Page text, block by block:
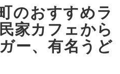
のおすすめラ
家カフェから
ー、有名うど